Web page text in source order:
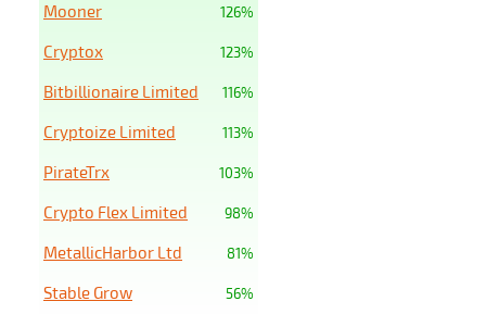
126%
Mooner
123%
Cryptox
116%
Bitbillionaire Limited
113%
Cryptoize Limited
103%
PirateTrx
98%
Crypto Flex Limited
81%
MetallicHarbor Ltd
56%
Stable Grow